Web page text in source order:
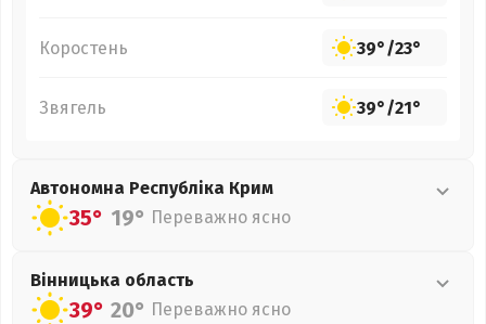
Коростень 39°/23°
Звягель 39°/21°
Автономна Республіка Крим
35° 19° Переважно ясно
Вінницька область
39° 20° Переважно ясно